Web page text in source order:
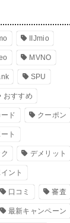
IIJmio
MVNO
SPU
おすすめ
ド クーポン
ト
デメリット
ント
口コミ 審査
最新キャンペーン